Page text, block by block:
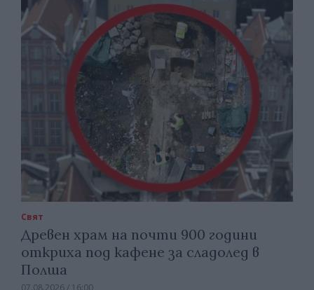
Свят
Древен храм на почти 900 години
откриха под кафене за сладолед в
Полша